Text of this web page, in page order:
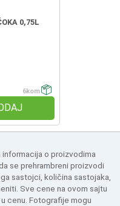
0,75L
6kom
o proizvodima
se prehrambreni proizvodi
sastojci, količina sastojaka,
Sve cene na ovom sajtu
cenu. Fotografije mogu